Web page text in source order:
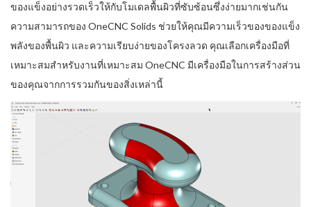
ของแข็งอย่างรวดเร็วให้กับโมเดลพื้นผิวที่ซับซ้อนซึ่งง่ายมากเช่นกัน
ความสามารถของ OneCNC Solids ช่วยให้คุณมีความเร็วของของแข็ง
พลังของพื้นผิว และความเรียบง่ายของโครงลวด คุณเลือกเครื่องมือที่
เหมาะสมสำหรับงานที่เหมาะสม OneCNC มีเครื่องมือในการสร้างส่วน
ของคุณจากการรวมกันของสิ่งเหล่านี้